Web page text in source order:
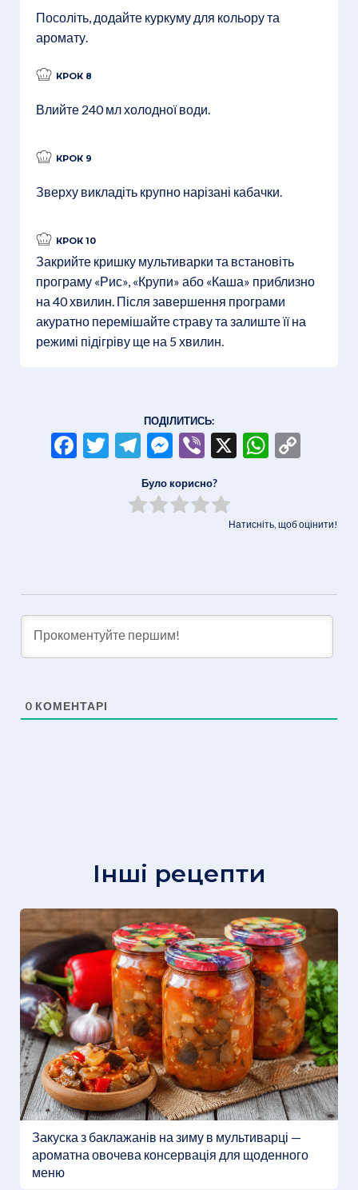
Посоліть, додайте куркуму для кольору та
аромату.
КРОК 8
Влийте 240 мл холодної води.
КРОК 9
Зверху викладіть крупно нарізані кабачки.
КРОК 10
Закрийте кришку мультиварки та встановіть
програму «Рис», «Крупи» або «Каша» приблизно
на 40 хвилин. Після завершення програми
акуратно перемішайте страву та залиште її на
режимі підігріву ще на 5 хвилин.
ПОДІЛИТИСЬ:
Facebook
Twitter
Telegram
Messenger
Viber
X
Було корисно?
Натисніть, щоб оцінити!
0 КОМЕНТАРІ
Інші рецепти
Закуска з баклажанів на зиму в мультиварці —
ароматна овочева консервація для щоденного
меню